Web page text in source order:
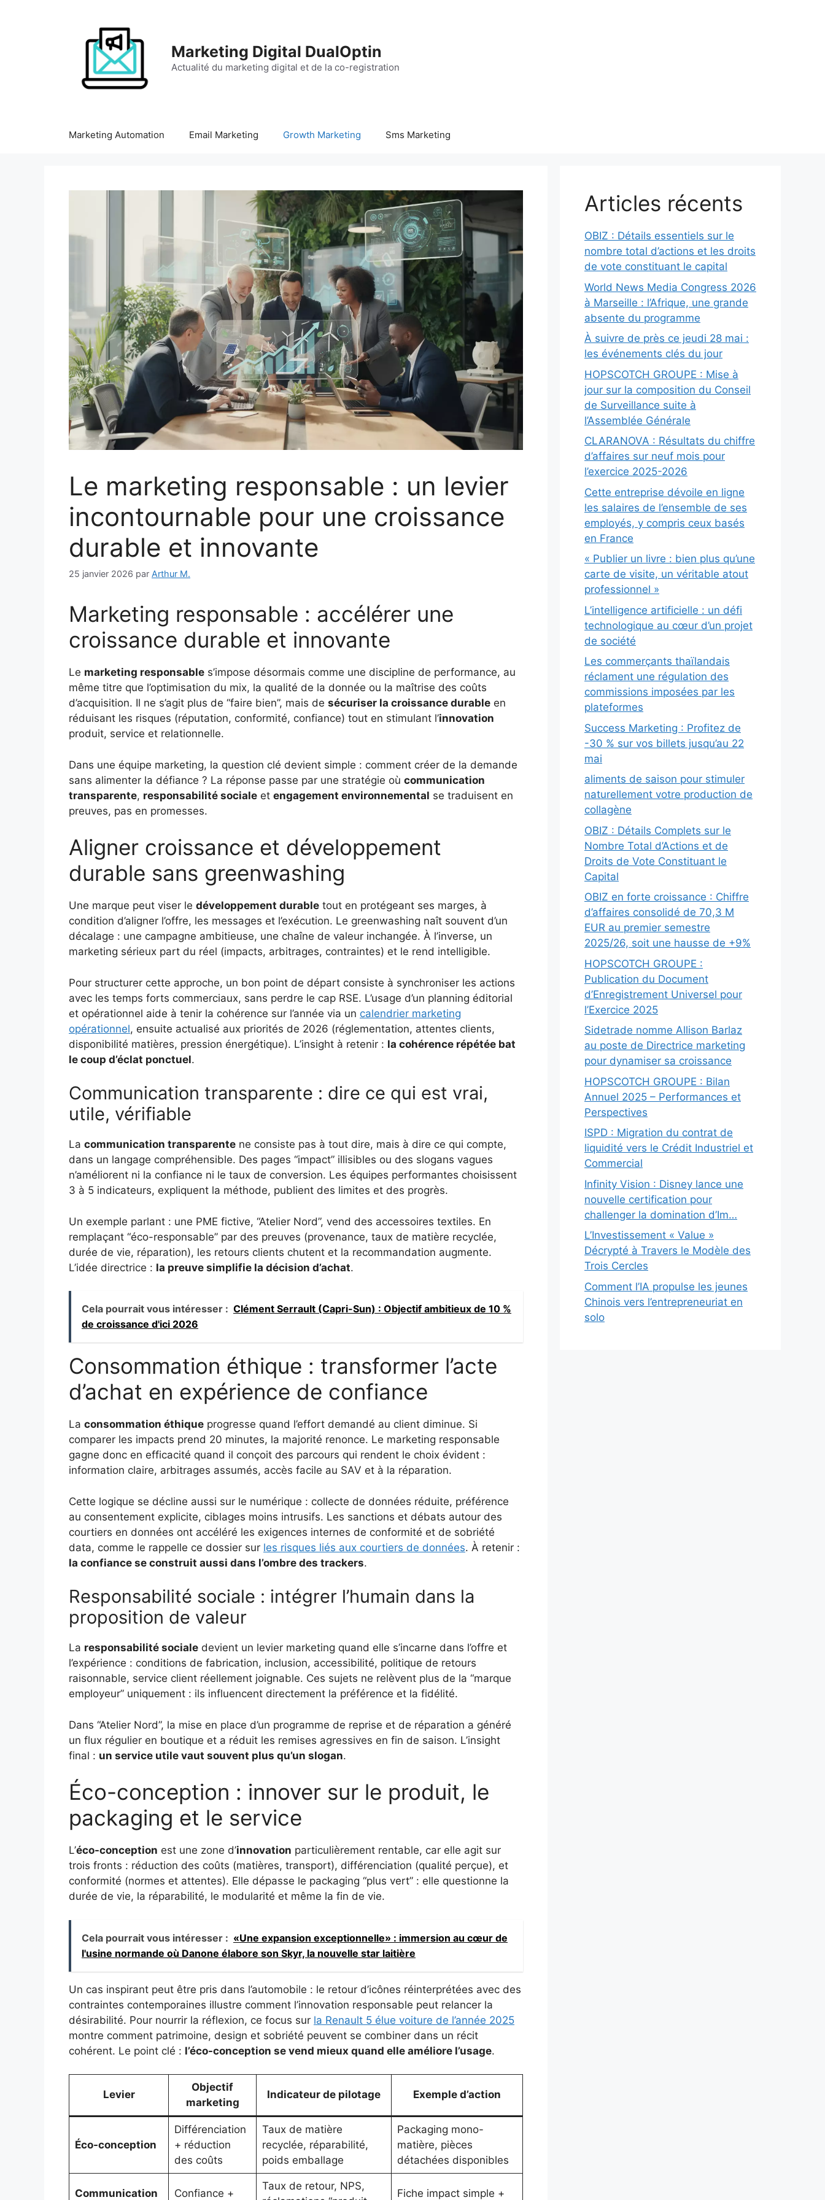
Marketing Digital DualOptin
Actualité du marketing digital et de la co-registration
Marketing Automation Email Marketing Growth Marketing Sms Marketing
Le marketing responsable : un levier
incontournable pour une croissance
durable et innovante
25 janvier 2026 par Arthur M.
Marketing responsable : accélérer une
croissance durable et innovante
Le marketing responsable s’impose désormais comme une discipline de performance, au
même titre que l’optimisation du mix, la qualité de la donnée ou la maîtrise des coûts
d’acquisition. Il ne s’agit plus de “faire bien”, mais de sécuriser la croissance durable en
réduisant les risques (réputation, conformité, confiance) tout en stimulant l’innovation
produit, service et relationnelle.
Dans une équipe marketing, la question clé devient simple : comment créer de la demande
sans alimenter la défiance ? La réponse passe par une stratégie où communication
transparente, responsabilité sociale et engagement environnemental se traduisent en
preuves, pas en promesses.
Aligner croissance et développement
durable sans greenwashing
Une marque peut viser le développement durable tout en protégeant ses marges, à
condition d’aligner l’offre, les messages et l’exécution. Le greenwashing naît souvent d’un
décalage : une campagne ambitieuse, une chaîne de valeur inchangée. À l’inverse, un
marketing sérieux part du réel (impacts, arbitrages, contraintes) et le rend intelligible.
Pour structurer cette approche, un bon point de départ consiste à synchroniser les actions
avec les temps forts commerciaux, sans perdre le cap RSE. L’usage d’un planning éditorial
et opérationnel aide à tenir la cohérence sur l’année via un calendrier marketing
opérationnel, ensuite actualisé aux priorités de 2026 (réglementation, attentes clients,
disponibilité matières, pression énergétique). L’insight à retenir : la cohérence répétée bat
le coup d’éclat ponctuel.
Communication transparente : dire ce qui est vrai,
utile, vérifiable
La communication transparente ne consiste pas à tout dire, mais à dire ce qui compte,
dans un langage compréhensible. Des pages “impact” illisibles ou des slogans vagues
n’améliorent ni la confiance ni le taux de conversion. Les équipes performantes choisissent
3 à 5 indicateurs, expliquent la méthode, publient des limites et des progrès.
Un exemple parlant : une PME fictive, “Atelier Nord”, vend des accessoires textiles. En
remplaçant “éco-responsable” par des preuves (provenance, taux de matière recyclée,
durée de vie, réparation), les retours clients chutent et la recommandation augmente.
L’idée directrice : la preuve simplifie la décision d’achat.
Cela pourrait vous intéresser : Clément Serrault (Capri-Sun) : Objectif ambitieux de 10 %
de croissance d'ici 2026
Consommation éthique : transformer l’acte
d’achat en expérience de confiance
La consommation éthique progresse quand l’effort demandé au client diminue. Si
comparer les impacts prend 20 minutes, la majorité renonce. Le marketing responsable
gagne donc en efficacité quand il conçoit des parcours qui rendent le choix évident :
information claire, arbitrages assumés, accès facile au SAV et à la réparation.
Cette logique se décline aussi sur le numérique : collecte de données réduite, préférence
au consentement explicite, ciblages moins intrusifs. Les sanctions et débats autour des
courtiers en données ont accéléré les exigences internes de conformité et de sobriété
data, comme le rappelle ce dossier sur les risques liés aux courtiers de données. À retenir :
la confiance se construit aussi dans l’ombre des trackers.
Responsabilité sociale : intégrer l’humain dans la
proposition de valeur
La responsabilité sociale devient un levier marketing quand elle s’incarne dans l’offre et
l’expérience : conditions de fabrication, inclusion, accessibilité, politique de retours
raisonnable, service client réellement joignable. Ces sujets ne relèvent plus de la “marque
employeur” uniquement : ils influencent directement la préférence et la fidélité.
Dans “Atelier Nord”, la mise en place d’un programme de reprise et de réparation a généré
un flux régulier en boutique et a réduit les remises agressives en fin de saison. L’insight
final : un service utile vaut souvent plus qu’un slogan.
Éco-conception : innover sur le produit, le
packaging et le service
L’éco-conception est une zone d’innovation particulièrement rentable, car elle agit sur
trois fronts : réduction des coûts (matières, transport), différenciation (qualité perçue), et
conformité (normes et attentes). Elle dépasse le packaging “plus vert” : elle questionne la
durée de vie, la réparabilité, le modularité et même la fin de vie.
Cela pourrait vous intéresser : «Une expansion exceptionnelle» : immersion au cœur de
l'usine normande où Danone élabore son Skyr, la nouvelle star laitière
Un cas inspirant peut être pris dans l’automobile : le retour d’icônes réinterprétées avec des
contraintes contemporaines illustre comment l’innovation responsable peut relancer la
désirabilité. Pour nourrir la réflexion, ce focus sur la Renault 5 élue voiture de l’année 2025
montre comment patrimoine, design et sobriété peuvent se combiner dans un récit
cohérent. Le point clé : l’éco-conception se vend mieux quand elle améliore l’usage.
Levier
Objectif
marketing
Indicateur de pilotage Exemple d’action
Éco-conception
Différenciation
+ réduction
des coûts
Taux de matière
recyclée, réparabilité,
poids emballage
Packaging mono-
matière, pièces
détachées disponibles
Communication Confiance +
Taux de retour, NPS,
Fiche impact simple +
Articles récents
OBIZ : Détails essentiels sur le
nombre total d’actions et les droits
de vote constituant le capital
World News Media Congress 2026
à Marseille : l’Afrique, une grande
absente du programme
À suivre de près ce jeudi 28 mai :
les événements clés du jour
HOPSCOTCH GROUPE : Mise à
jour sur la composition du Conseil
de Surveillance suite à
l’Assemblée Générale
CLARANOVA : Résultats du chiffre
d’affaires sur neuf mois pour
l’exercice 2025-2026
Cette entreprise dévoile en ligne
les salaires de l’ensemble de ses
employés, y compris ceux basés
en France
« Publier un livre : bien plus qu’une
carte de visite, un véritable atout
professionnel »
L’intelligence artificielle : un défi
technologique au cœur d’un projet
de société
Les commerçants thaïlandais
réclament une régulation des
commissions imposées par les
plateformes
Success Marketing : Profitez de
-30 % sur vos billets jusqu’au 22
mai
aliments de saison pour stimuler
naturellement votre production de
collagène
OBIZ : Détails Complets sur le
Nombre Total d’Actions et de
Droits de Vote Constituant le
Capital
OBIZ en forte croissance : Chiffre
d’affaires consolidé de 70,3 M
EUR au premier semestre
2025/26, soit une hausse de +9%
HOPSCOTCH GROUPE :
Publication du Document
d’Enregistrement Universel pour
l’Exercice 2025
Sidetrade nomme Allison Barlaz
au poste de Directrice marketing
pour dynamiser sa croissance
HOPSCOTCH GROUPE : Bilan
Annuel 2025 – Performances et
Perspectives
ISPD : Migration du contrat de
liquidité vers le Crédit Industriel et
Commercial
Infinity Vision : Disney lance une
nouvelle certification pour
challenger la domination d’Im…
L’Investissement « Value »
Décrypté à Travers le Modèle des
Trois Cercles
Comment l’IA propulse les jeunes
Chinois vers l’entrepreneuriat en
solo